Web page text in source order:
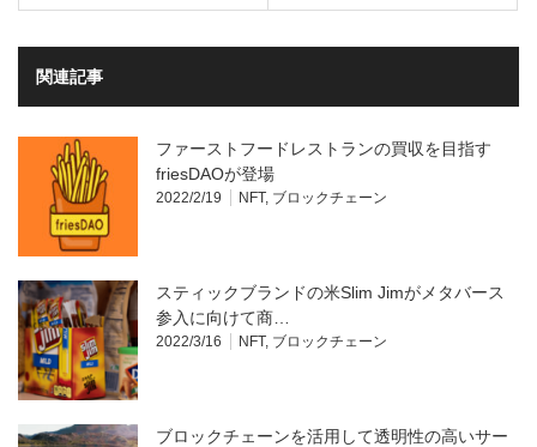
関連記事
ファーストフードレストランの買収を目指す
friesDAOが登場
2022/2/19 NFT, ブロックチェーン
スティックブランドの米Slim Jimがメタバース
参入に向けて商…
2022/3/16 NFT, ブロックチェーン
ブロックチェーンを活用して透明性の高いサー